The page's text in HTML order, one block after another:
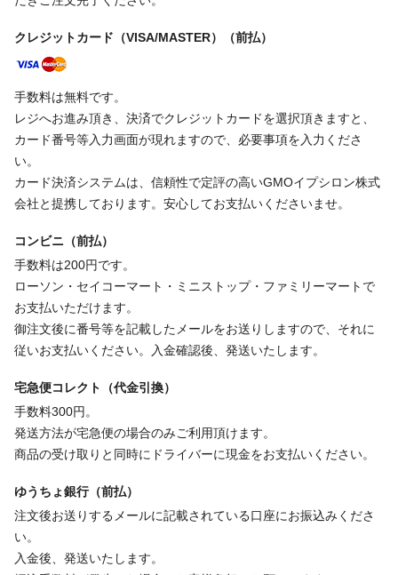
クレジットカード（VISA/MASTER）（前払）
手数料は無料です。
レジへお進み頂き、決済でクレジットカードを選択頂きますと、
カード番号等入力画面が現れますので、必要事項を入力くださ
い。
カード決済システムは、信頼性で定評の高いGMOイプシロン株式
会社と提携しております。安心してお支払いくださいませ。
コンビニ（前払）
手数料は200円です。
ローソン・セイコーマート・ミニストップ・ファミリーマートで
お支払いただけます。
御注文後に番号等を記載したメールをお送りしますので、それに
従いお支払いください。入金確認後、発送いたします。
宅急便コレクト（代金引換）
手数料300円。
発送方法が宅急便の場合のみご利用頂けます。
商品の受け取りと同時にドライバーに現金をお支払いください。
ゆうちょ銀行（前払）
注文後お送りするメールに記載されている口座にお振込みくださ
い。
入金後、発送いたします。